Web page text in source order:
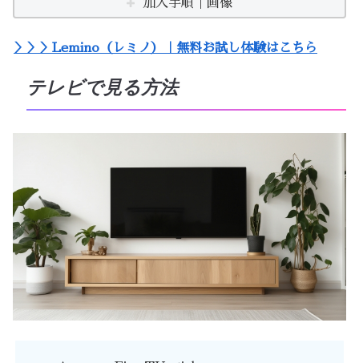
加入手順｜画像
＞＞＞Lemino（レミノ）｜無料お試し体験はこちら
テレビで見る方法